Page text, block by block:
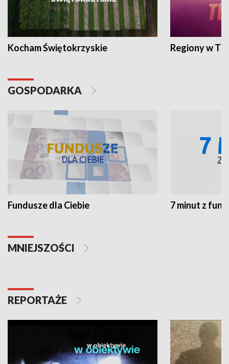
Kocham Świętokrzyskie Regiony w
GOSPODARKA
Fundusze dla Ciebie 7 minut z
MNIEJSZOŚCI
REPORTAŻE